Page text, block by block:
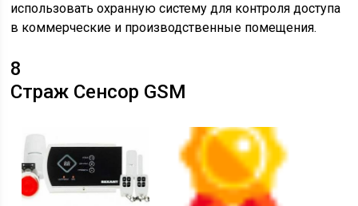
использовать охранную систему для контроля доступа
в коммерческие и производственные помещения.
8
Страж Сенсор GSM